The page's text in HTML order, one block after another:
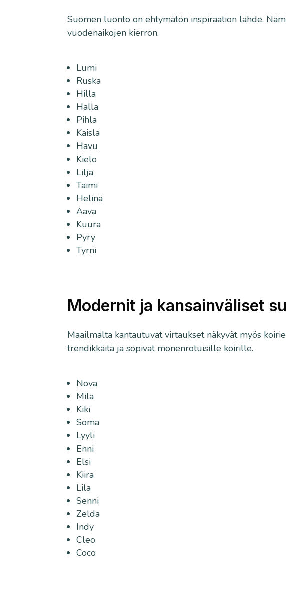
Suomen luonto on ehtymätön inspiraation lähde.
vuodenaikojen kierron.
Lumi
Ruska
Hilla
Halla
Pihla
Kaisla
Havu
Kielo
Lilja
Taimi
Helinä
Aava
Kuura
Pyry
Tyrni
Modernit ja kansainväliset
Maailmalta kantautuvat virtaukset näkyvät myös
trendikkäitä ja sopivat monenrotuisille koirille.
Nova
Mila
Kiki
Soma
Lyyli
Enni
Elsi
Kiira
Lila
Senni
Zelda
Indy
Cleo
Coco